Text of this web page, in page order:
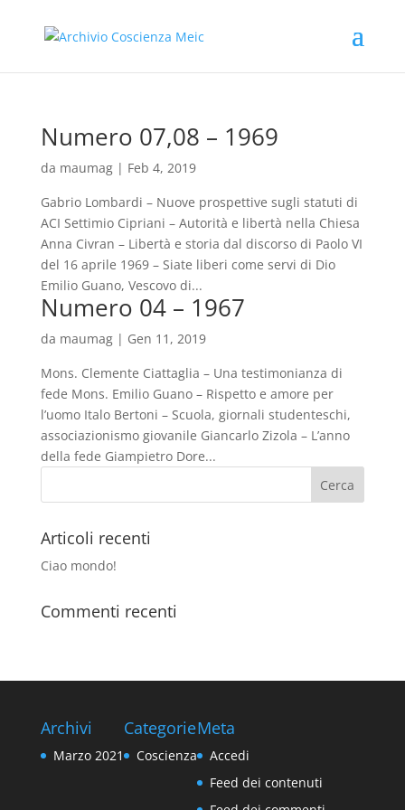
Numero 07,08 – 1969
da maumag| Feb 4, 2019
Gabrio Lombardi – Nuove prospettive sugli statuti di
ACI Settimio Cipriani – Autorità e libertà nella Chiesa
Anna Civran – Libertà e storia dal discorso di Paolo VI
del 16 aprile 1969 – Siate liberi come servi di Dio
Emilio Guano, Vescovo di...
Numero 04 – 1967
da maumag| Gen 11, 2019
Mons. Clemente Ciattaglia – Una testimonianza di
fede Mons. Emilio Guano – Rispetto e amore per
l’uomo Italo Bertoni – Scuola, giornali studenteschi,
associazionismo giovanile Giancarlo Zizola – L’anno
della fede Giampietro Dore...
Articoli recenti
Ciao mondo!
Commenti recenti
Archivi
Marzo 2021
Categorie
Coscienza
Meta
Accedi
Feed dei contenuti